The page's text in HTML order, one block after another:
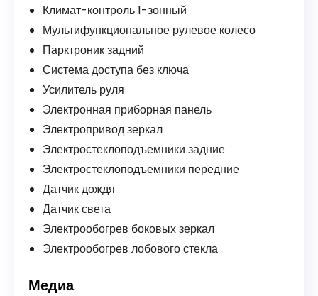
Климат-контроль 1-зонный
Мультифункциональное рулевое колесо
Парктроник задний
Система доступа без ключа
Усилитель руля
Электронная приборная панель
Электропривод зеркал
Электростеклоподъемники задние
Электростеклоподъемники передние
Датчик дождя
Датчик света
Электрообогрев боковых зеркал
Электрообогрев лобового стекла
Медиа